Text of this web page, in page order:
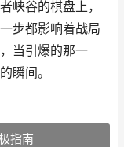
峡谷的棋盘上，
步都影响着战局
当引爆的那一
瞬间。
指南